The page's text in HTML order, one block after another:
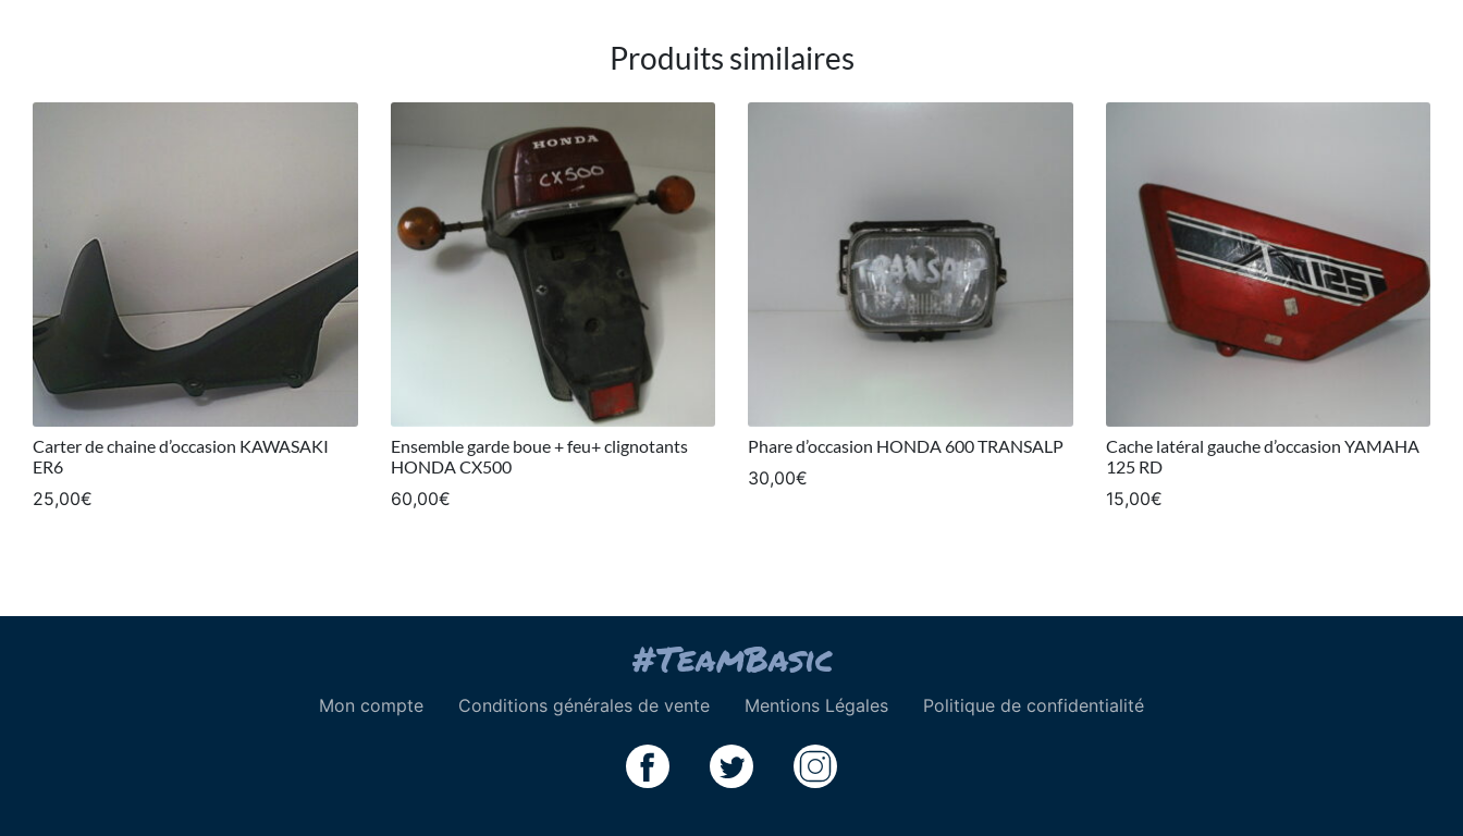
Produits similaires
Carter de chaine d’occasion KAWASAKI
ER6
25,00€
Ensemble garde boue + feu+ clignotants
HONDA CX500
60,00€
Phare d’occasion HONDA 600 TRANSALP
30,00€
Cache latéral gauche d’occasion YAMAHA
125 RD
15,00€
Mon compte Conditions générales de vente Mentions Légales Politique de confidentialité